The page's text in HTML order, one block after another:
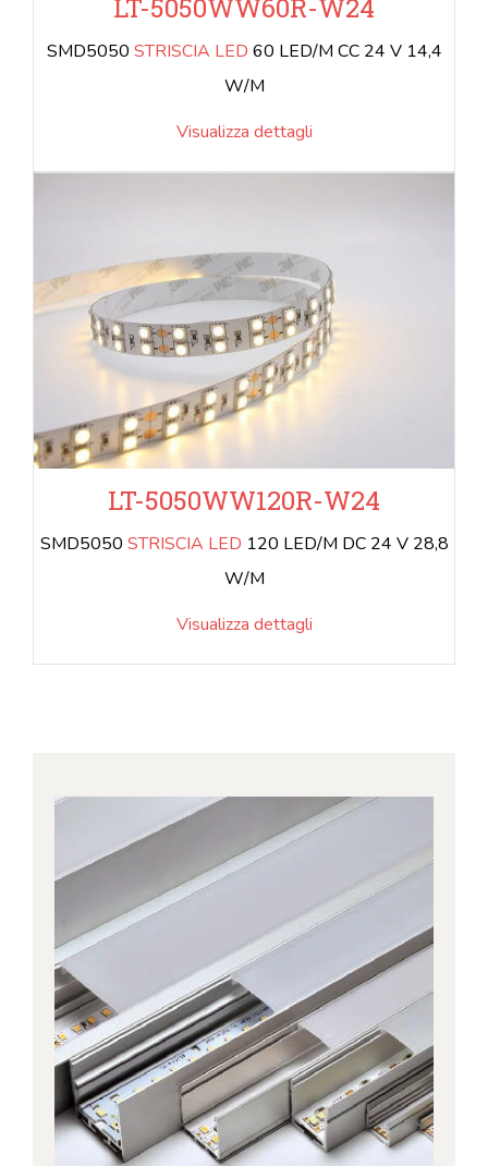
LT-5050WW60R-W24
SMD5050 STRISCIA LED 60 LED/M CC 24 V 14,4
W/M
Visualizza dettagli
LT-5050WW120R-W24
SMD5050 STRISCIA LED 120 LED/M DC 24 V 28,8
W/M
Visualizza dettagli